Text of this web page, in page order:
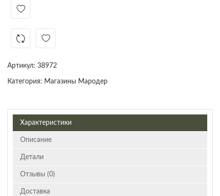
Артикул: 38972
Категория: Магазины Мародер
Характеристики
Описание
Детали
Отзывы (0)
Доставка